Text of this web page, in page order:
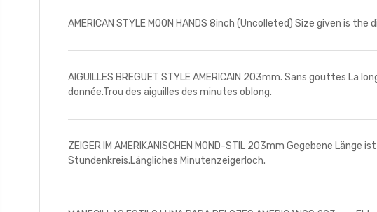
AMERICAN STYLE MOON HANDS 8inch (Uncolleted) Size given is
AIGUILLES BREGUET STYLE AMERICAIN 203mm. Sans gouttes
donnée.Trou des aiguilles des minutes oblong.
ZEIGER IM AMERIKANISCHEN MOND-STIL 203mm Gegebene
Stundenkreis.Längliches Minutenzeigerloch.